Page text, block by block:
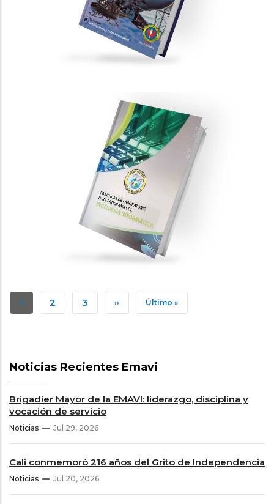
Aplicaciones prácticas para el
desarrollo aeronáutico y aeroespacial
PUBLICACIONES CIENTÍFICAS
GESTIÓN, CIENCIA Y PODER AEROESPACIAL
Prácticas de laboratorio para
programas de Ingeniería Informática
PUBLICACIONES CIENTÍFICAS
Paginación
Página
1 Página
2 Página
3 Siguiente
›› Última
Último »
Noticias Recientes Emavi
Brigadier Mayor de la EMAVI: liderazgo, disciplina y
vocación de servicio
Noticias Jul 29, 2026
Cali conmemoró 216 años del Grito de Independencia
Noticias Jul 20, 2026